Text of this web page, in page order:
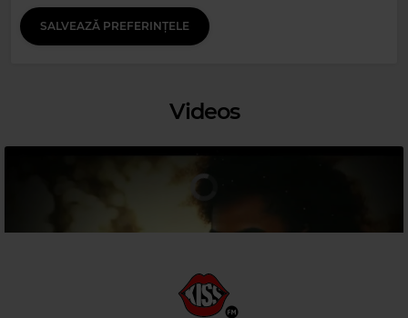
LIPPS, INC.–'FUNKYTOWN'
SALVEAZĂ PREFERINȚELE
Videos